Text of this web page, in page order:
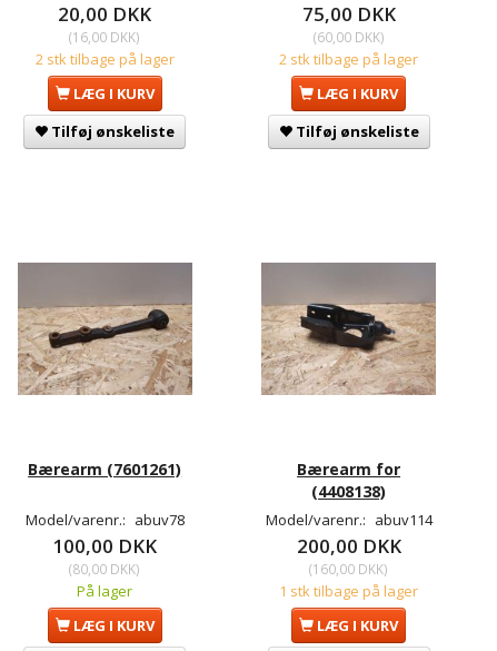
20,00 DKK
(16,00 DKK)
2 stk tilbage på lager
LÆG I KURV
Tilføj ønskeliste
75,00 DKK
(60,00 DKK)
2 stk tilbage på lager
LÆG I KURV
Tilføj ønskeliste
Bærearm (7601261)
Model/varenr.: abuv78
100,00 DKK
(80,00 DKK)
På lager
LÆG I KURV
Bærearm for
(4408138)
Model/varenr.: abuv114
200,00 DKK
(160,00 DKK)
1 stk tilbage på lager
LÆG I KURV